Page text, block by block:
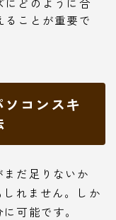
ることが重要で
コンスキ
まだ足りないか
れません。しか
可能です。